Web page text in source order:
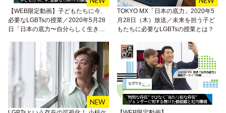
【WEB限定動画】子どもたちに今、
必要なLGBTsの授業／2020年5月28
日「日本の底力〜自分らしく生きる
TOKYO MX「日本の底力」2020年5
月28日（木）放送／未来を担う子ど
もたちに必要なLGBTsの授業とは？